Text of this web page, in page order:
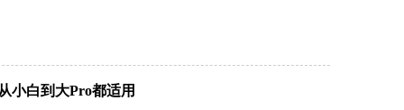
小白到大Pro都适用